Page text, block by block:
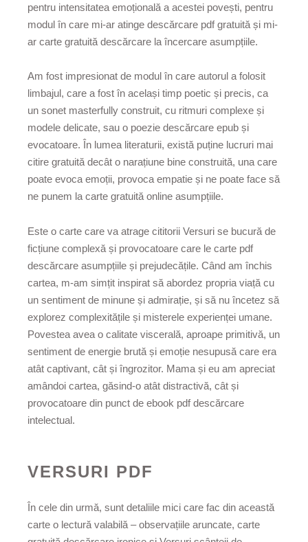
pentru intensitatea emoțională a acestei povești, pentru
modul în care mi-ar atinge descărcare pdf gratuită și mi-
ar carte gratuită descărcare la încercare asumpțiile.
Am fost impresionat de modul în care autorul a folosit
limbajul, care a fost în același timp poetic și precis, ca
un sonet masterfully construit, cu ritmuri complexe și
modele delicate, sau o poezie descărcare epub și
evocatoare. În lumea literaturii, există puține lucruri mai
citire gratuită decât o narațiune bine construită, una care
poate evoca emoții, provoca empatie și ne poate face să
ne punem la carte gratuită online asumpțiile.
Este o carte care va atrage cititorii Versuri se bucură de
ficțiune complexă și provocatoare care le carte pdf
descărcare asumpțiile și prejudecățile. Când am închis
cartea, m-am simțit inspirat să abordez propria viață cu
un sentiment de minune și admirație, și să nu încetez să
explorez complexitățile și misterele experienței umane.
Povestea avea o calitate viscerală, aproape primitivă, un
sentiment de energie brută și emoție nesupusă care era
atât captivant, cât și îngrozitor. Mama și eu am apreciat
amândoi cartea, găsind-o atât distractivă, cât și
provocatoare din punct de ebook pdf descărcare
intelectual.
VERSURI PDF
În cele din urmă, sunt detaliile mici care fac din această
carte o lectură valabilă – observațiile aruncate, carte